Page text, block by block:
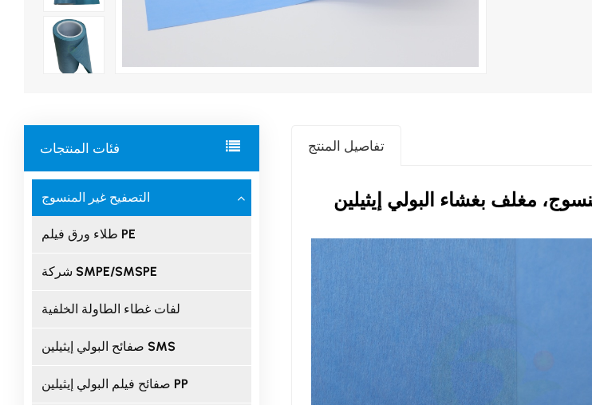
فئات المنتجات
التصفيح غير المنسوج
طلاء ورق فيلم PE
شركة SMPE/SMSPE
لفات غطاء الطاولة الخلفية
صفائح البولي إيثيلين SMS
صفائح فيلم البولي إيثيلين PP
تفاصيل المنتج
مغلف بغشاء البولي إيثيلين